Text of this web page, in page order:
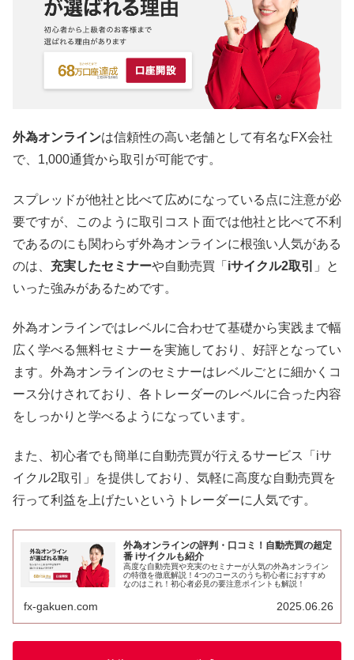
外為オンラインは信頼性の高い老舗として有名なFX会社
で、1,000通貨から取引が可能です。
スプレッドが他社と比べて広めになっている点に注意が必
要ですが、このように取引コスト面では他社と比べて不利
であるのにも関わらず外為オンラインに根強い人気がある
のは、 充実したセミナーや自動売買「 iサイクル2取引
」と
いった強みがあるためです。
外為オンラインではレベルに合わせて基礎から実践まで幅
広く学べる無料セミナーを実施しており、好評となってい
ます。外為オンラインのセミナーはレベルごとに細かくコ
ース分けされており、各トレーダーのレベルに合った内容
をしっかりと学べるようになっています。
また、初心者でも簡単に自動売買が行えるサービス「iサ
イクル2取引」を提供しており、気軽に高度な自動売買を
行って利益を上げたいというトレーダーに人気です。
外為オンラインの評判・口コミ！自動売買の超定
番 iサイクルも紹介
高度な自動売買や充実のセミナーが人気の外為オンライン
の特徴を徹底解説！4つのコースのうち初心者におすすめ
なのはこれ！初心者必見の要注意ポイントも解説！
fx-gakuen.com 2025.06.26